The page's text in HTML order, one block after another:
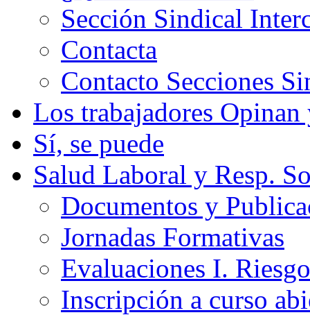
Sección Sindical
Contacta
Contacto Secciones
Los trabajadores Opinan
Sí, se puede
Salud Laboral y Resp.
Documentos y
Jornadas Formativas
Evaluaciones I.
Inscripción a curso